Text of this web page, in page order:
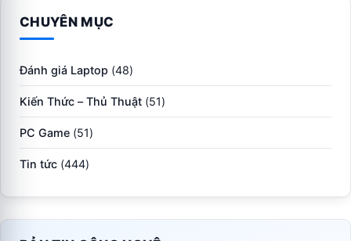
CHUYÊN MỤC
Đánh giá Laptop (48)
Kiến Thức – Thủ Thuật (51)
PC Game (51)
Tin tức (444)